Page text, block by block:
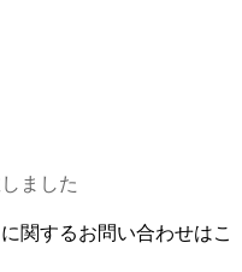
ました
関するお問い合わせはこ